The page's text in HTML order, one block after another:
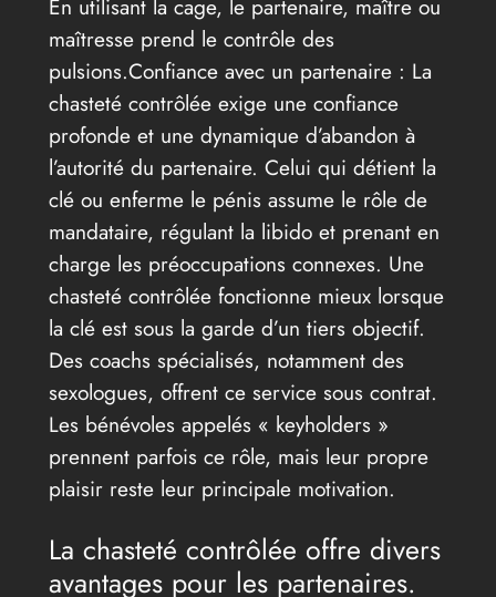
En utilisant la cage, le partenaire, maître ou
maîtresse prend le contrôle des
pulsions.Confiance avec un partenaire : La
chasteté contrôlée exige une confiance
profonde et une dynamique d’abandon à
l’autorité du partenaire. Celui qui détient la
clé ou enferme le pénis assume le rôle de
mandataire, régulant la libido et prenant en
charge les préoccupations connexes. Une
chasteté contrôlée fonctionne mieux lorsque
la clé est sous la garde d’un tiers objectif.
Des coachs spécialisés, notamment des
sexologues, offrent ce service sous contrat.
Les bénévoles appelés « keyholders »
prennent parfois ce rôle, mais leur propre
plaisir reste leur principale motivation.
La chasteté contrôlée offre divers
avantages pour les partenaires.